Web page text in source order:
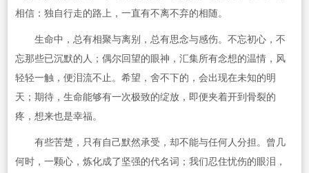
相信：独自行走的路上，一直有不离不弃的相随。
生命中，总有相聚与离别，总有思念与感伤。不忘初心，不
忘那些已沉默的人；偶尔回望的眼神，汇集所有念想的温情，风
轻轻一触，便泪流不止。希望，舍不下的，会出现在未知的明
天；期待，生命能够有一次极致的绽放，即便夹着开到骨裂的
疼，想来也是幸福。
有些苦楚，只有自己默然承受，却不能与任何人分担。曾几
何时，一颗心，炼化成了坚强的代名词；我们忍住忧伤的眼泪，